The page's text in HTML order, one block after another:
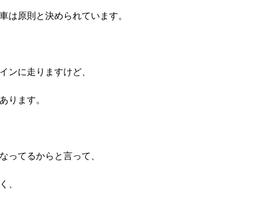
は原則と決められています。
ンに走りますけど、
ります。
ってるからと言って、
、